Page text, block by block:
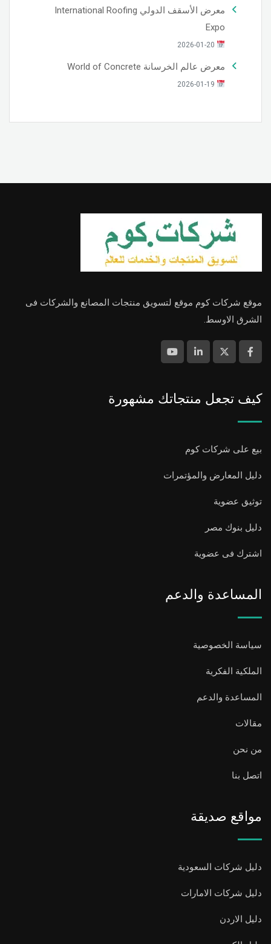
معرض الأسقف الدولي International Roofing
Expo
معرض عالم الخرسانة World of Concrete
موقع شركات كوم موقع لتسويق منتجات المصانع والشركات فى
الشرق الاوسط.
كيف تجعل منتجاتك مشهورة
بيع على شركات كوم
دليل المعارض والمؤتمرات
توثيق عضوية
دليل بنوك مصر
اشترك فى عضوية
المساعدة والدعم
سياسة الخصوصية
الملكية الفكرية
المساعدة والدعم
مقالات
من نحن
اتصل بنا
مواقع صديقة
دليل شركات السعودية
دليل شركات الامارات
دليل الاردن